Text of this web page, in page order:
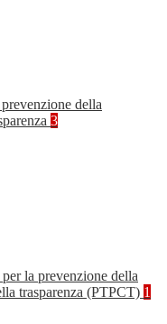
della
3
la prevenzione della
trasparenza (PTPCT) 1